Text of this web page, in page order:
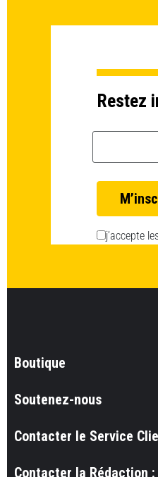
Restez
j’accepte
Boutique
Soutenez-nous
Contacter le Service
Contacter la Rédaction :